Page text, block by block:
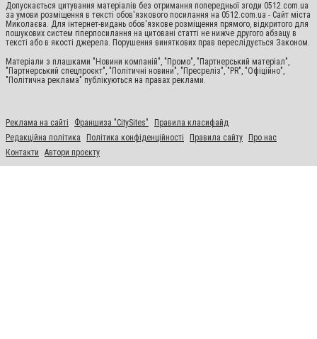
Допускається цитування матеріалів без отримання попередньої згоди 0512.com.ua
за умови розміщення в тексті обов'язкового посилання на 0512.com.ua - Сайт міста
Миколаєва. Для інтернет-видань обов'язкове розміщення прямого, відкритого для
пошукових систем гіперпосилання на цитовані статті не нижче другого абзацу в
тексті або в якості джерела. Порушення виняткових прав переслідується Законом.
Матеріали з плашками "Новини компаній", "Промо", "Партнерський матеріал",
"Партнерський спецпроєкт", "Політичні новини", "Пресреліз", "PR", "Офіційно",
"Політична реклама" публікуються на правах реклами.
Реклама на сайті Франшиза "CitySites"
Правила класифайд
Редакційна політика
Політика конфіденційності Правила сайту
Про нас
Контакти
Автори проєкту